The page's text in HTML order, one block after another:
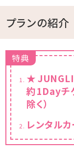
プランの紹介
特典
約1Dayチ
除く）
て ＞
○JUNGLIA
人数分（※
レンタル
※要運転免